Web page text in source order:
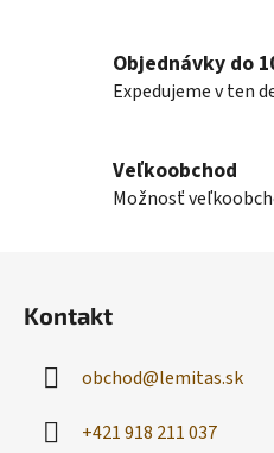
Objednávky do
Expedujeme v ten
Veľkoobchod
Možnosť
Kontakt
obchod@lemitas.sk
+421 918 211 037